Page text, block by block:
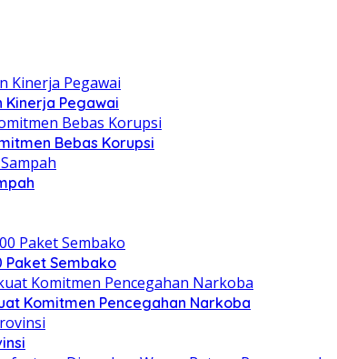
Kinerja Pegawai
Bebas Korupsi
Paket Sembako
Komitmen Pencegahan Narkoba